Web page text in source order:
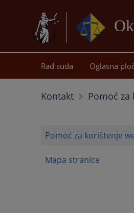
Rad suda Oglasna
Kontakt Pomoć
Pomoć za korištenje
Mapa stranice